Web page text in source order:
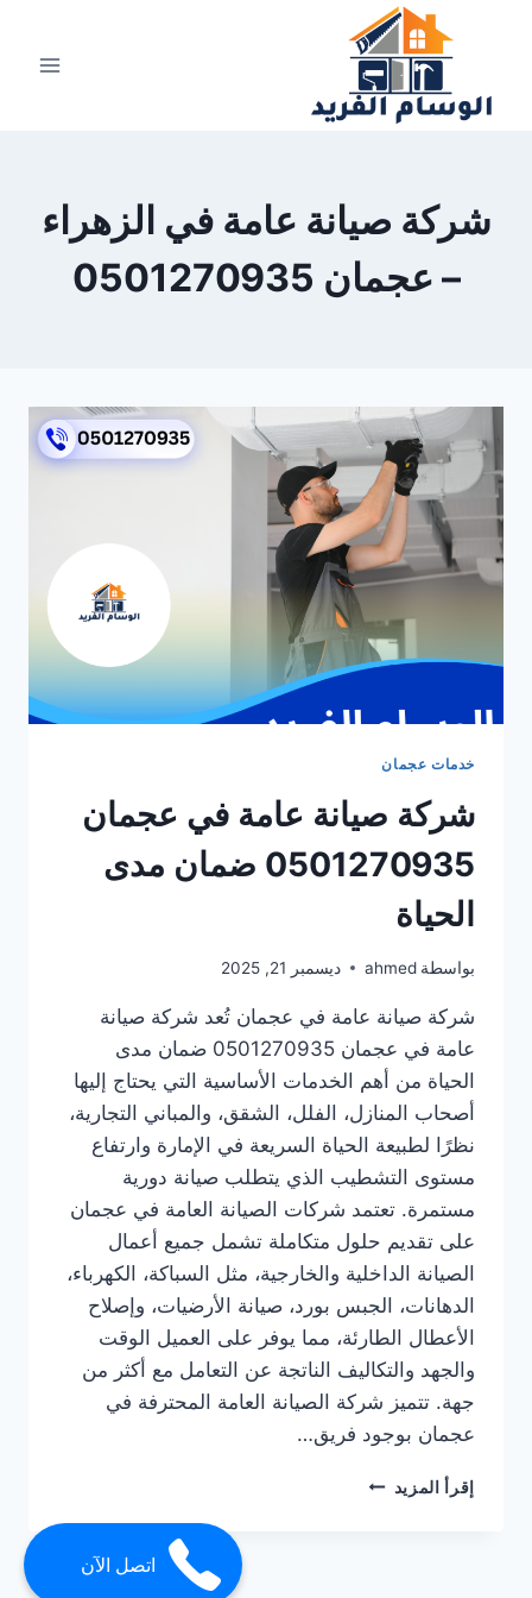
شركة صيانة عامة في الزهراء
– عجمان 0501270935
خدمات عجمان
شركة صيانة عامة في عجمان
0501270935 ضمان مدى
الحياة
بواسطة ahmed ديسمبر 21, 2025
شركة صيانة عامة في عجمان تُعد شركة صيانة
عامة في عجمان 0501270935 ضمان مدى
الحياة من أهم الخدمات الأساسية التي يحتاج إليها
أصحاب المنازل، الفلل، الشقق، والمباني التجارية،
نظرًا لطبيعة الحياة السريعة في الإمارة وارتفاع
مستوى التشطيب الذي يتطلب صيانة دورية
مستمرة. تعتمد شركات الصيانة العامة في عجمان
على تقديم حلول متكاملة تشمل جميع أعمال
الصيانة الداخلية والخارجية، مثل السباكة، الكهرباء،
الدهانات، الجبس بورد، صيانة الأرضيات، وإصلاح
الأعطال الطارئة، مما يوفر على العميل الوقت
والجهد والتكاليف الناتجة عن التعامل مع أكثر من
جهة. تتميز شركة الصيانة العامة المحترفة في
عجمان بوجود فريق…
إقرأ المزيد شركة
اتصل الآن